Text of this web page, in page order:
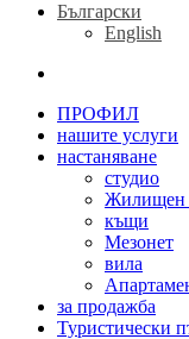
Български
English
ПРОФИЛ
нашите услуги
настаняване
студио
Жилищен
къщи
Мезонет
вила
за продажба
Туристически